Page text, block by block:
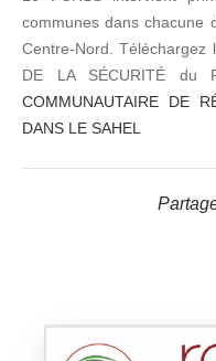
communes dans chacune
Centre-Nord. Téléchargez
DE LA SÉCURITÉ du
COMMUNAUTAIRE DE
DANS LE SAHEL